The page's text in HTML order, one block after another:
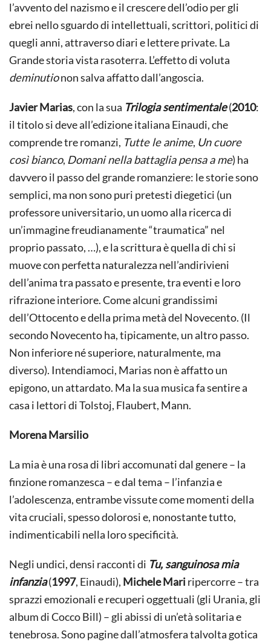
l’avvento del nazismo e il crescere dell’odio per gli
ebrei nello sguardo di intellettuali, scrittori, politici di
quegli anni, attraverso diari e lettere private. La
Grande storia vista rasoterra. L’effetto di voluta
deminutionon salva affatto dall’angoscia.
Javier Marias, con la sua Trilogia sentimentale(2010:
il titolo si deve all’edizione italiana Einaudi, che
comprende tre romanzi, Tutte le anime, Un cuore
così bianco, Domani nella battaglia pensa a me) ha
davvero il passo del grande romanziere: le storie sono
semplici, ma non sono puri pretesti diegetici (un
professore universitario, un uomo alla ricerca di
un’immagine freudianamente “traumatica” nel
proprio passato, …), e la scrittura è quella di chi si
muove con perfetta naturalezza nell’andirivieni
dell’anima tra passato e presente, tra eventi e loro
rifrazione interiore. Come alcuni grandissimi
dell’Ottocento e della prima metà del Novecento. (Il
secondo Novecento ha, tipicamente, un altro passo.
Non inferiore né superiore, naturalmente, ma
diverso). Intendiamoci, Marias non è affatto un
epigono, un attardato. Ma la sua musica fa sentire a
casa i lettori di Tolstoj, Flaubert, Mann.
Morena Marsilio
La mia è una rosa di libri accomunati dal genere – la
finzione romanzesca – e dal tema – l’infanzia e
l’adolescenza, entrambe vissute come momenti della
vita cruciali, spesso dolorosi e, nonostante tutto,
indimenticabili nella loro specificità.
Negli undici, densi racconti di Tu, sanguinosa mia
infanzia(1997, Einaudi), Michele Mariripercorre – tra
sprazzi emozionali e recuperi oggettuali (gli Urania, gli
album di Cocco Bill) – gli abissi di un’età solitaria e
tenebrosa. Sono pagine dall’atmosfera talvolta gotica